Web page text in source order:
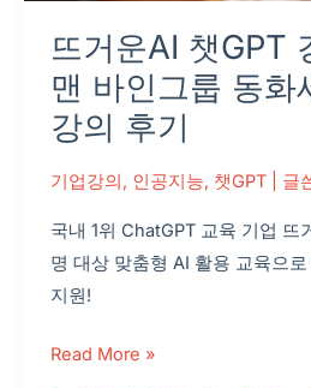
뜨거운AI 챗GPT
맨 바인그룹 동화
강의 후기
기업강의, 인공지능, 챗GPT| 글
국내 1위 ChatGPT 교육 기업 뜨
명 대상 맞춤형 AI 활용 교육으
지원!
동
화
세
상
에
코
강
의
기
Read More »